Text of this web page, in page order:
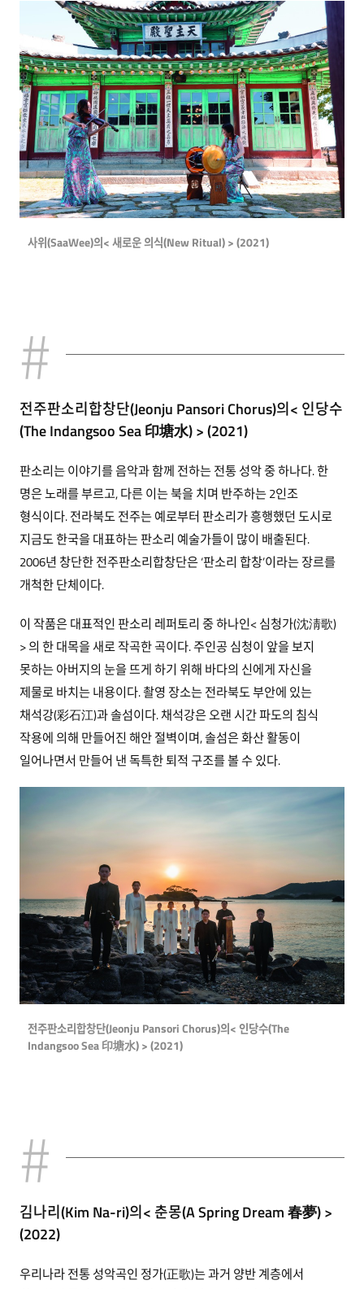
사위(SaaWee)의< 새로운 의식(New Ritual) > (2021)
전주판소리합창단(Jeonju Pansori Chorus)의< 인당수
(The Indangsoo Sea 印塘水) > (2021)
판소리는 이야기를 음악과 함께 전하는 전통 성악 중 하나다. 한
명은 노래를 부르고, 다른 이는 북을 치며 반주하는 2인조
형식이다. 전라북도 전주는 예로부터 판소리가 흥행했던 도시로
지금도 한국을 대표하는 판소리 예술가들이 많이 배출된다.
2006년 창단한 전주판소리합창단은 ‘판소리 합창’이라는 장르를
개척한 단체이다.
이 작품은 대표적인 판소리 레퍼토리 중 하나인< 심청가(沈淸歌)
> 의 한 대목을 새로 작곡한 곡이다. 주인공 심청이 앞을 보지
못하는 아버지의 눈을 뜨게 하기 위해 바다의 신에게 자신을
제물로 바치는 내용이다. 촬영 장소는 전라북도 부안에 있는
채석강(彩石江)과 솔섬이다. 채석강은 오랜 시간 파도의 침식
작용에 의해 만들어진 해안 절벽이며, 솔섬은 화산 활동이
일어나면서 만들어 낸 독특한 퇴적 구조를 볼 수 있다.
전주판소리합창단(Jeonju Pansori Chorus)의< 인당수(The
Indangsoo Sea 印塘水) > (2021)
김나리(Kim Na-ri)의< 춘몽(A Spring Dream 春夢) >
(2022)
우리나라 전통 성악곡인 정가(正歌)는 과거 양반 계층에서